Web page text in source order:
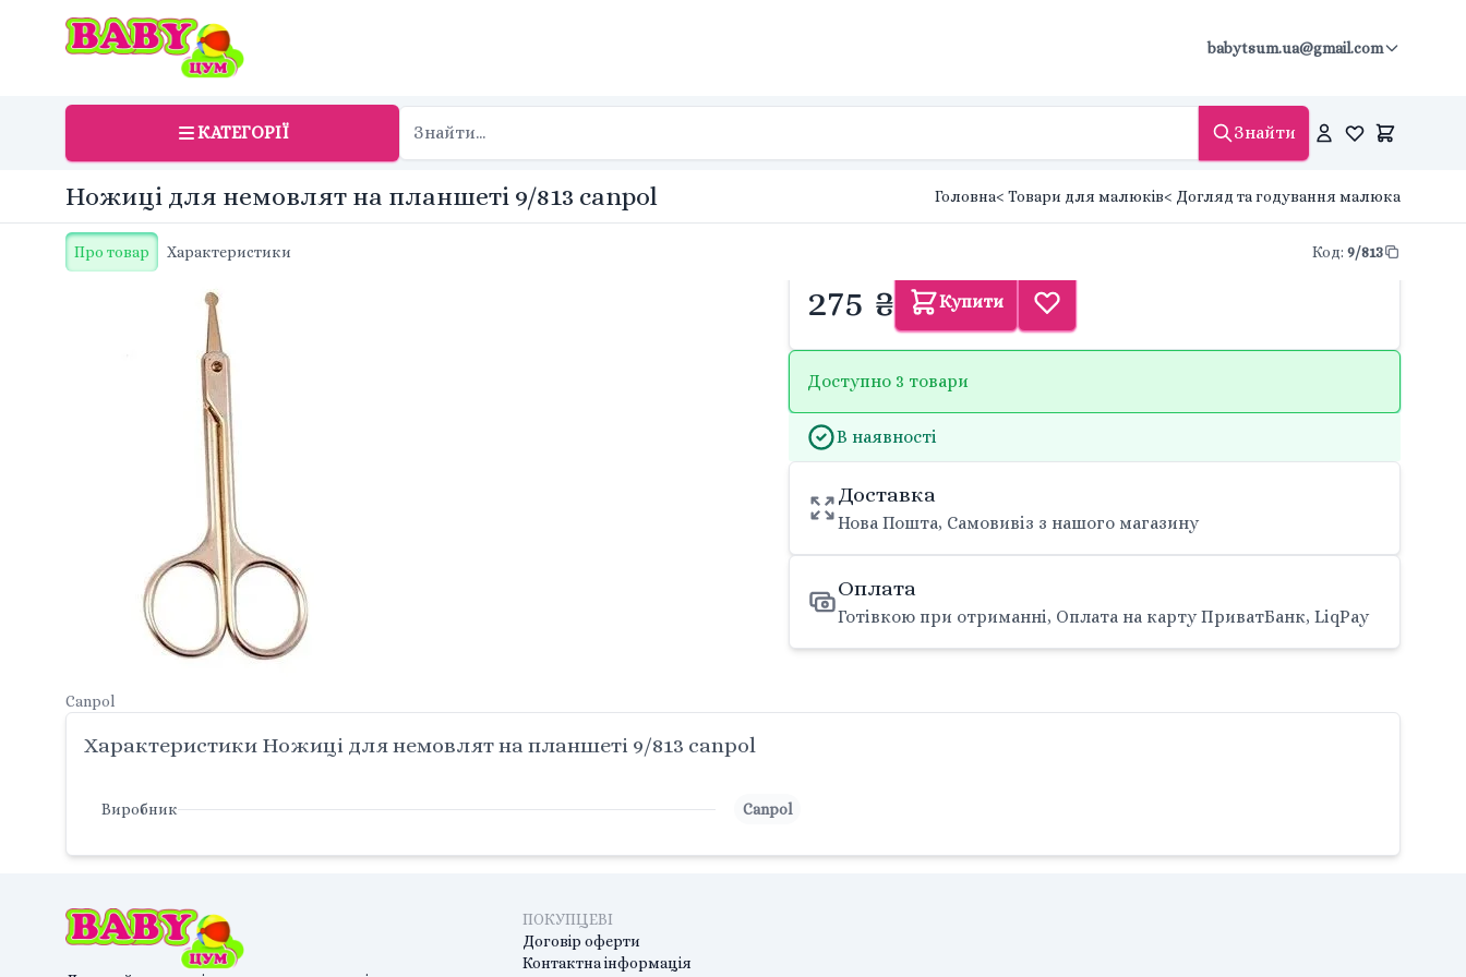
babytsum.ua@gmail.com
КАТЕГОРІЇ Знайти
Ножиці для немовлят на планшеті 9/813 canpol Головна< Товари для малюків< Догляд та годування малюка
Про товар Характеристики Код: 9/813
Canpol
275 ₴ Купити
Доступно 3 товари
В наявності
Доставка
Нова Пошта, Самовивіз з нашого магазину
Оплата
Готівкою при отриманні, Оплата на карту ПриватБанк, LiqPay
Характеристики Ножиці для немовлят на планшеті 9/813 canpol
Виробник Canpol
ПОКУПЦЕВІ
Договір оферти
Контактна інформація